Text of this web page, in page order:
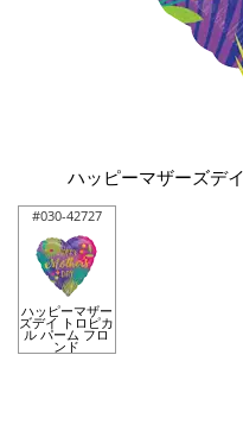
ハッピーマザーズデ
#030-42727
ハッピーマザー
ズデイ トロピカ
ル パーム フロ
ンド